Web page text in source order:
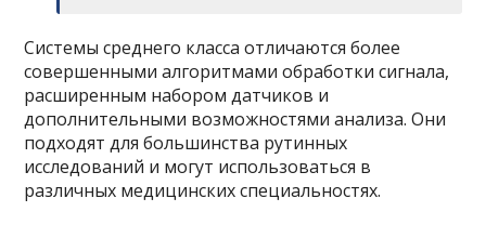
Системы среднего класса отличаются более
совершенными алгоритмами обработки сигнала,
расширенным набором датчиков и
дополнительными возможностями анализа. Они
подходят для большинства рутинных
исследований и могут использоваться в
различных медицинских специальностях.